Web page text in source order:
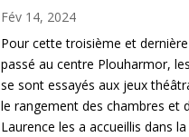
Fév 14, 2024
Pour cette troisième et
passé au centre Plouharmor,
se sont essayés aux jeux
le rangement des chambres et
Laurence les a accueillis dans la